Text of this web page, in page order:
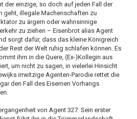
der einzige, so doch auf jeden Fall der
geht, illegale Machenschaften zu
zu ärgern oder wahnsinnige
zu ziehen – Eisenbrot alias Agent
sorgt dafür, dass das kleine Königreich
Rest der Welt ruhig schlafen können. Es
ihm in die Quere, (Ex-)Kollegin aus
um nicht zu sagen, in vielerlei Hinsicht
irrwitzige Agenten-Parodie rettet die
den Fall des Eisernen Vorhangs
von Agent 327: Sein erster